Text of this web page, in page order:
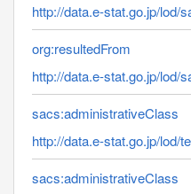
http://data.e-stat.go.jp/lod/
org:resultedFrom
http://data.e-stat.go.jp/lod/
sacs:administrativeClass
http://data.e-stat.go.jp/lod/
sacs:administrativeClass